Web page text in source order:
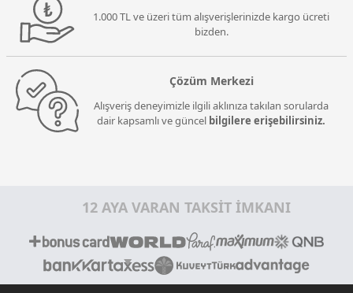
1.000 TL ve üzeri tüm alışverişlerinizde kargo ücreti
bizden.
Çözüm Merkezi
Alışveriş deneyimizle ilgili aklınıza takılan sorularda
dair kapsamlı ve güncel bilgilere erişebilirsiniz.
12 AYA VARAN TAKSİT İMKANI